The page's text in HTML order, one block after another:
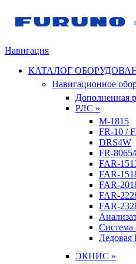
Навигация
КАТАЛОГ
Навигационное
Дополненная
РЛС »
M-1815
FR-10 /
DRS4W
FR-
FAR-
FAR-
FAR-
FAR-
FAR-
Система
Ледовая
ЭКНИС »